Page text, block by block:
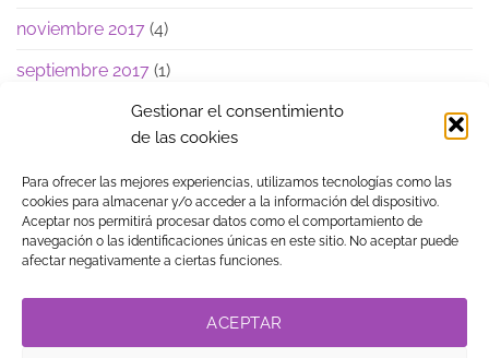
Gestionar el consentimiento
de las cookies
Para ofrecer las mejores experiencias, utilizamos tecnologías como las
cookies para almacenar y/o acceder a la información del dispositivo.
Aceptar nos permitirá procesar datos como el comportamiento de
navegación o las identificaciones únicas en este sitio. No aceptar puede
afectar negativamente a ciertas funciones.
ACEPTAR
noviembre 2017 (4)
septiembre 2017 (1)
Visa MasterCardAmerican
TIENDA BLOG GUÍA DE COMPRA CONTACTO
COOKIES
PRIVACIDAD
TRABAJA CON NOSOTROS
LINK DE AFILIADOS